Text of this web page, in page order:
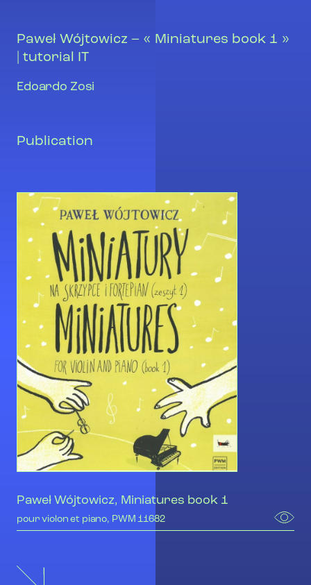
Paweł Wójtowicz – « Miniatures book 1 »
| tutorial IT
Edoardo Zosi
Publication
Paweł Wójtowicz, Miniatures book 1
pour violon et piano, PWM 11682